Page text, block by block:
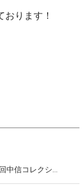
ります！
ション【報告】